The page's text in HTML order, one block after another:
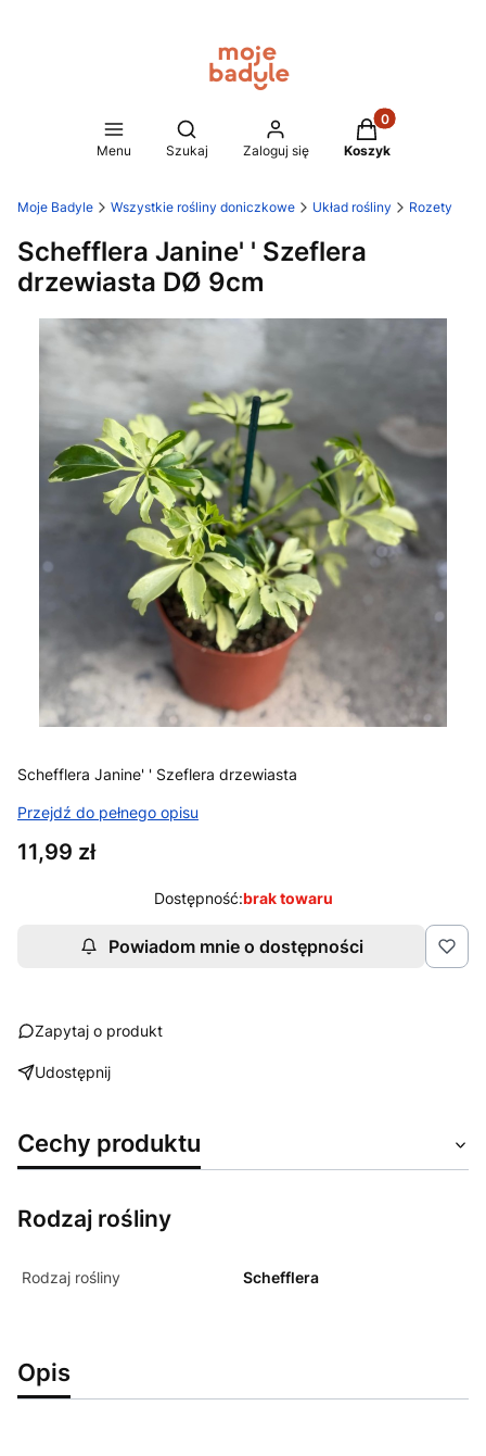
Menu
Otwórz wyszukiwarkę
Szukaj Zaloguj się
Produkty w
Koszyk
Moje Badyle Wszystkie rośliny doniczkowe Układ rośliny Rozety
Schefflera Janine' ' Szeflera
drzewiasta DØ 9cm
Schefflera Janine' ' Szeflera drzewiasta
Przejdź do pełnego opisu
Cena
11,99 zł
Dostępność:brak towaru
Powiadom mnie o dostępności
Zapytaj o produkt
Udostępnij
Cechy produktu
Rodzaj rośliny
Rodzaj rośliny Schefflera
Opis